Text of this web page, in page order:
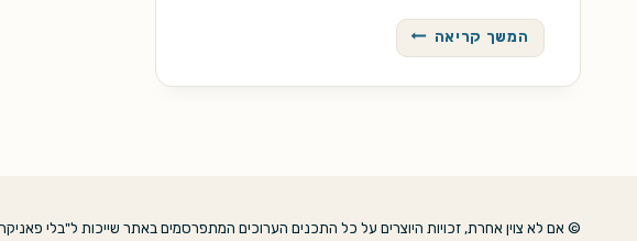
המשך קריאה הימים
שבין
© אם לא צוין אחרת, זכויות היוצרים על כל התכנים הערוכים המתפרסמים באתר שייכות ל"בלי